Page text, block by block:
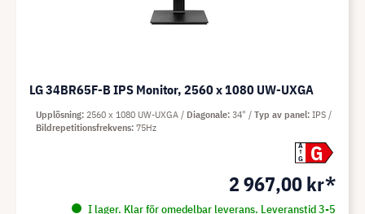
LG 34BR65F-B IPS Monitor, 2560 x 1080 UW-UXGA
A
G
G
2 967,00 kr*
I lager. Klar för omedelbar leverans. Leveranstid 3-5
Upplösning 2560 x 1080 UW-UXGA Diagonale 34" Typ av panel IPS
Bildrepetitionsfrekvens 75Hz